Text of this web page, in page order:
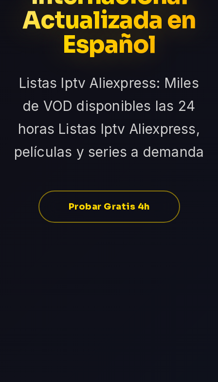
Actualizada en
Español
Listas Iptv Aliexpress: Miles
de VOD disponibles las 24
horas Listas Iptv Aliexpress,
películas y series a demanda
Probar Gratis 4h